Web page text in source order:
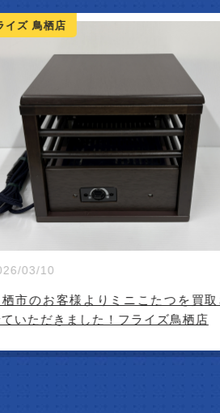
イズ 鳥栖店
03/10
市のお客様よりミニこたつを買取
いただきました！フライズ鳥栖店